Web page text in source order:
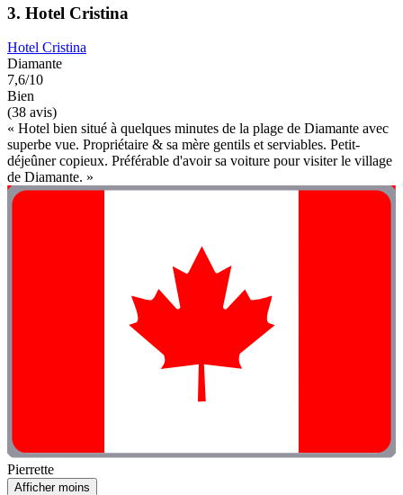
3. Hotel Cristina
Hotel Cristina
Diamante
7,6/10
Bien
(38 avis)
« Hotel bien situé à quelques minutes de la plage de Diamante avec
superbe vue. Propriétaire & sa mère gentils et serviables. Petit-
déjeûner copieux. Préférable d'avoir sa voiture pour visiter le village
de Diamante. »
Pierrette
Afficher moins